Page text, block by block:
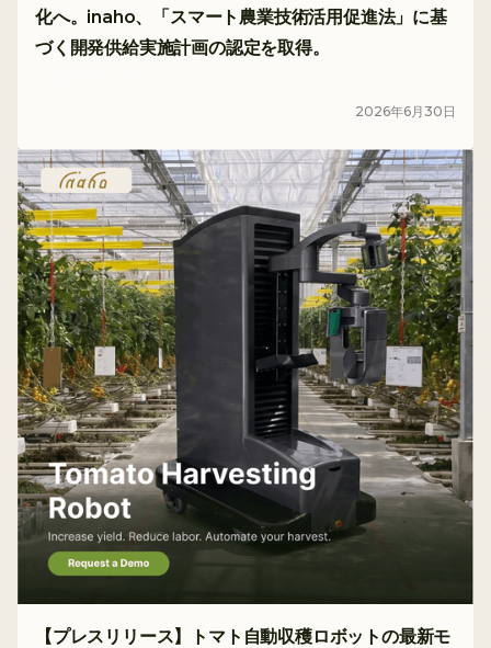
化へ。inaho、「スマート農業技術活用促進法」に基
づく開発供給実施計画の認定を取得。
2026年6 月 30 日
【プレスリリース】トマト自動収穫ロボットの最新モ